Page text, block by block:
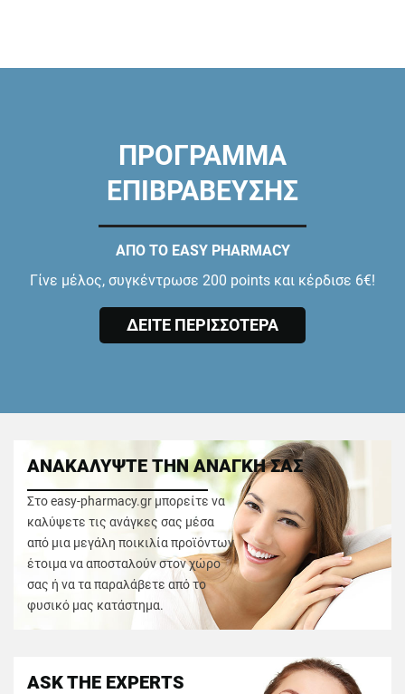
ΠΡΟΓΡΑΜΜΑ
ΕΠΙΒΡΑΒΕΥΣΗΣ
ΑΠΟ ΤΟ EASY PHARMACY
Γίνε μέλος, συγκέντρωσε 200 points και κέρδισε 6€!
ΔΕΙΤΕ ΠΕΡΙΣΣΟΤΕΡΑ
ΑΝΑΚΑΛΥΨΤΕ ΤΗΝ ΑΝΑΓΚΗ ΣΑΣ
Στο easy-pharmacy.gr μπορείτε να
καλύψετε τις ανάγκες σας μέσα
από μια μεγάλη ποικιλία προϊόντων
έτοιμα να αποσταλούν στον χώρο
σας ή να τα παραλάβετε από το
φυσικό μας κατάστημα.
ASK THE EXPERTS